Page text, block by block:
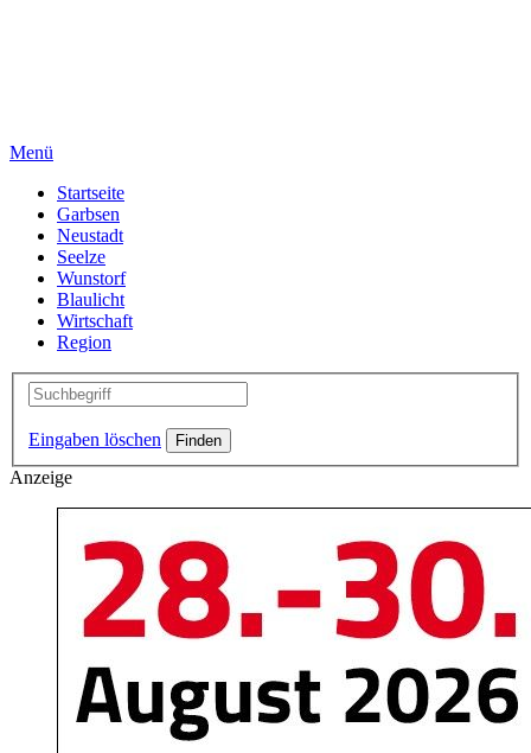
Menü
Startseite
Garbsen
Neustadt
Seelze
Wunstorf
Blaulicht
Wirtschaft
Region
Eingaben löschen
Anzeige